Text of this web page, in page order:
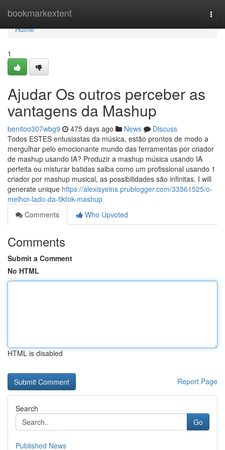
bookmarkextent
Home
Home
1
Ajudar Os outros perceber as
vantagens da Mashup
benitoo307wbg9 475 days ago News
Discuss
Todos ESTES entusiastas da música, estão prontos de modo a
mergulhar pelo emocionante mundo das ferramentas por criador
de mashup usando IA? Produzir a mashup música usando IA
perfeita ou misturar batidas saiba como um profissional usando 1
criador por mashup musical, as possibilidades são infinitas. I will
generate unique https://alexisyeins.prublogger.com/33561525/o-
melhor-lado-da-tiktok-mashup
Comments
Who Upvoted
Comments
Submit a Comment
No HTML
HTML is disabled
Report Page
Search
Go
Published News